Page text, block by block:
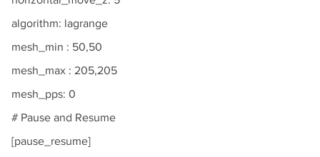
algorithm: lagrange
mesh_min : 50,50
mesh_max : 205,205
mesh_pps: 0
# Pause and Resume
[pause_resume]